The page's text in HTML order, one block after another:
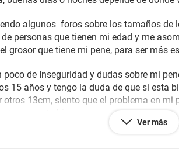
algunos foros sobre los tamaños de
personas que tienen mi edad y me
grosor que tiene mi pene, para ser más
poco de Inseguridad y dudas sobre mi
15 años y tengo la duda de que si esta
otros 13cm, siento que el problema en mi
Ver más